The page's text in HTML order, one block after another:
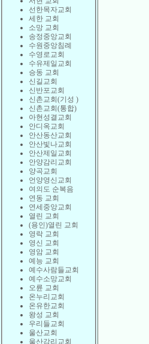
선한목자교회
세한 교회
소망 교회
송정중앙교회
수원중앙침례
수영로교회
수유제일교회
승동 교회
신길교회
신반포교회
신촌교회(기성 )
신촌교회(통합)
아현성결교회
안디옥교회
안산동산교회
안산빛나교회
안산제일교회
안양감리교회
양곡교회
언양영신교회
여의도 순복음
연동 교회
연세중앙교회
열린 교회
(용인)열린 교회
영락 교회
영신 교회
영암 교회
예능 교회
예수사람들교회
예수소망교회
오륜 교회
온누리교회
온유한교회
왕성 교회
우리들교회
울산교회
울산감리교회